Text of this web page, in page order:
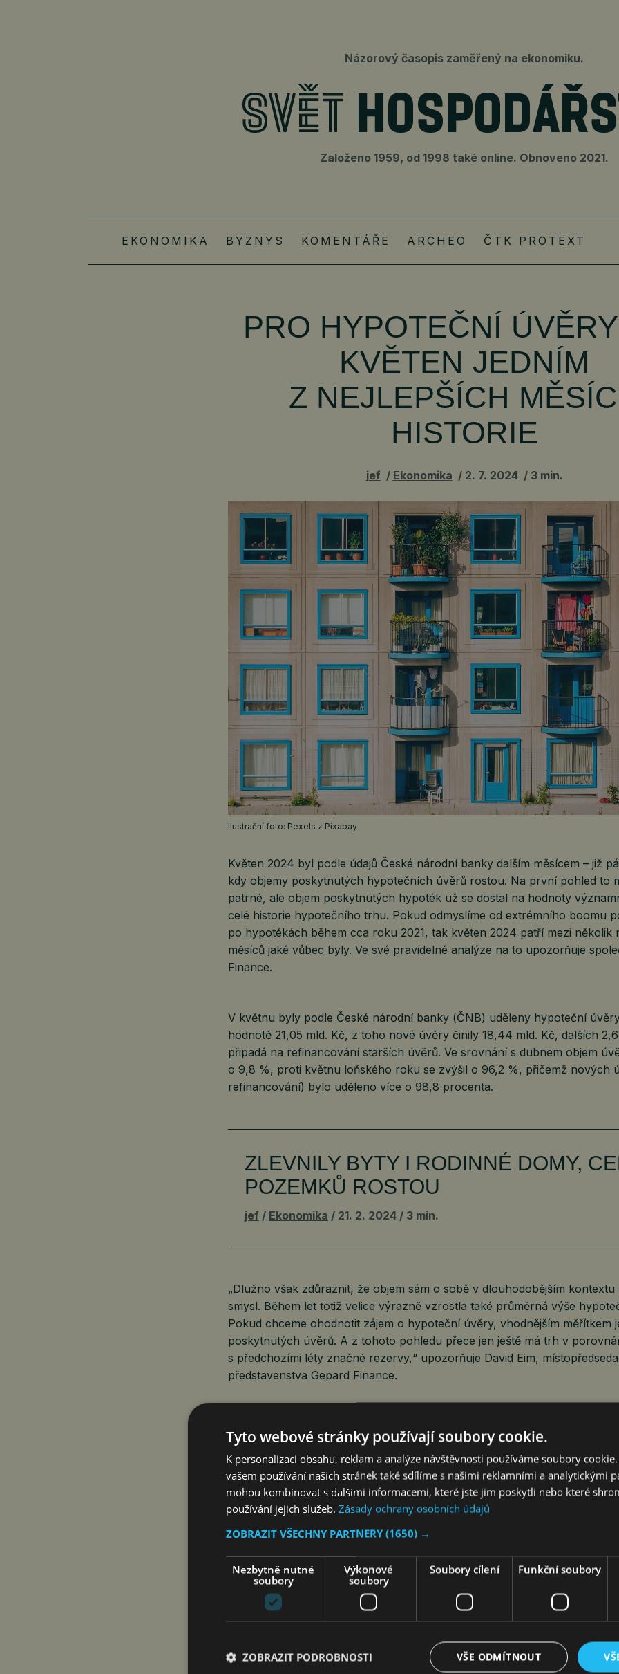
Názorový časopis zaměřený na ekonomiku.
Založeno 1959, od 1998 také online. Obnoveno 2021.
EKONOMIKA BYZNYS KOMENTÁŘE ARCHEO ČTK PROTEXT
PRO HYPOTEČNÍ
KVĚTEN JEDNÍM
Z NEJLEPŠÍCH
HISTORIE
jef Ekonomika 2. 7. 2024 3 min.
Ilustrační foto: Pexels z Pixabay
Květen 2024 byl podle údajů České národní banky dalším měsícem – již
kdy objemy poskytnutých hypotečních úvěrů rostou. Na první pohled to
patrné, ale objem poskytnutých hypoték už se dostal na hodnoty
celé historie hypotečního trhu. Pokud odmyslíme od extrémního boomu
po hypotékách během cca roku 2021, tak květen 2024 patří mezi několik
měsíců jaké vůbec byly. Ve své pravidelné analýze na to upozorňuje
Finance.
V květnu byly podle České národní banky (ČNB) uděleny hypoteční
hodnotě 21,05 mld. Kč, z toho nové úvěry činily 18,44 mld. Kč, dalších
připadá na refinancování starších úvěrů. Ve srovnání s dubnem objem
o 9,8 %, proti květnu loňského roku se zvýšil o 96,2 %, přičemž nových
refinancování) bylo uděleno více o 98,8 procenta.
ZLEVNILY BYTY I RODINNÉ DOMY,
POZEMKŮ ROSTOU
jef Ekonomika 21. 2. 2024 3 min.
„Dlužno však zdůraznit, že objem sám o sobě v dlouhodobějším kontextu
smysl. Během let totiž velice výrazně vzrostla také průměrná výše
Pokud chceme ohodnotit zájem o hypoteční úvěry, vhodnějším měřítkem
poskytnutých úvěrů. A z tohoto pohledu přece jen ještě má trh v
s předchozími léty značné rezervy,“ upozorňuje David Eim, místopředseda
představenstva Gepard Finance.
měsíci to byly 2,99 milionu korun. Počet udělených úvěrů je Gepardem
tisíc, tedy podobně, jako v květnu 2022, odkdy byl až dosud počet
Rekordní hodnota byla zaznamenána v březnu 2021, kdy bylo uděleno
nových hypotečních úvěrů. Přibližně 70 % těchto nových úvěrů bylo
NÁJEMNÉ ROSTE V CELÉ
REPUBLICE, NEJVÍCE ZA
V PRAZE
16. 4. 2024 3 min.
Tyto webové stránky používají soubory cookie.
K personalizaci obsahu, reklam a analýze návštěvnosti používáme soubory
vašem používání našich stránek také sdílíme s našimi reklamními a analytickými
mohou kombinovat s dalšími informacemi, které jste jim poskytli nebo které
používání jejich služeb. Zásady ochrany osobních údajů
ZOBRAZIT VŠECHNY PARTNERY (1650) →
Nezbytně nutné
soubory
Výkonové
soubory
Soubory cílení Funkční soubory
VŠE ODMÍTNOUT
ZOBRAZIT PODROBNOSTI